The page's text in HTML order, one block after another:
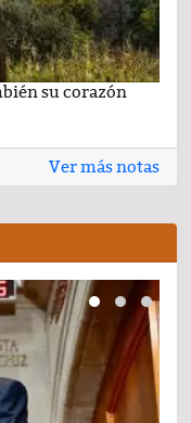
su corazón
Ver más notas